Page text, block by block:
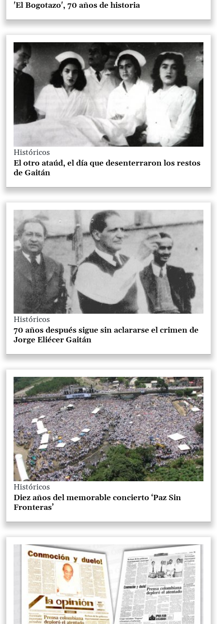
'El Bogotazo', 70 años de historia
Históricos
El otro ataúd, el día que desenterraron los restos
de Gaitán
Históricos
70 años después sigue sin aclararse el crimen de
Jorge Eliécer Gaitán
Históricos
Diez años del memorable concierto ‘Paz Sin
Fronteras’